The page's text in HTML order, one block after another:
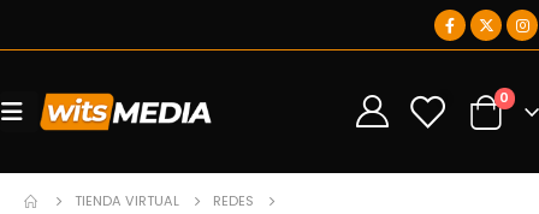
0 0
TIENDA VIRTUAL
REDES